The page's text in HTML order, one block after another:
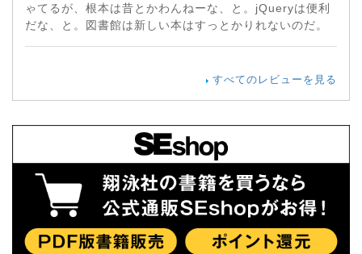
ゃてるが、根本は昔とかわんねーな、と。jQueryは便利
だな、と。図書館は新しい本はすっとかりれないのだ。
すべてのレビューを見る